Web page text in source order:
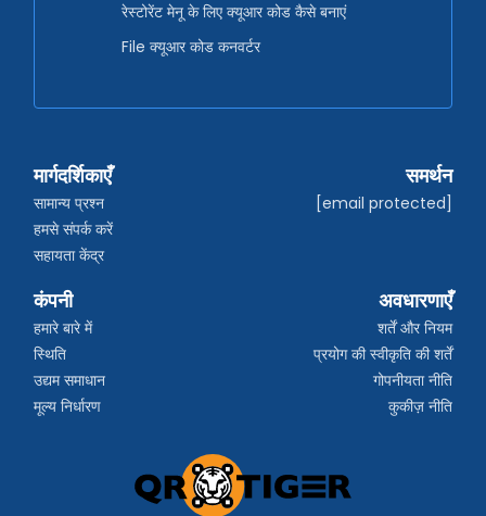
रेस्टोरेंट मेनू के लिए क्यूआर कोड कैसे बनाएं
File क्यूआर कोड कनवर्टर
मार्गदर्शिकाएँ
सामान्य प्रश्न
हमसे संपर्क करें
सहायता केंद्र
समर्थन
[email protected]
कंपनी
हमारे बारे में
स्थिति
उद्यम समाधान
मूल्य निर्धारण
अवधारणाएँ
शर्तें और नियम
प्रयोग की स्वीकृति की शर्तें
गोपनीयता नीति
कुकीज़ नीति